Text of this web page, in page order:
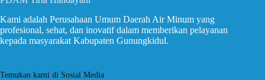
Kami adalah Perusahaan Umum Daerah Air Minum yang
profesional, sehat, dan inovatif dalam memberikan pelayanan
kepada masyarakat Kabupaten Gunungkidul.
Temukan kami di Sosial Media